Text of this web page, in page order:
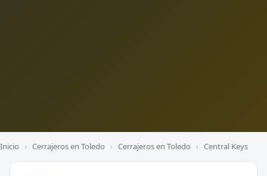
Inicio › Cerrajeros en Toledo › Cerrajeros en Toledo › Central Keys